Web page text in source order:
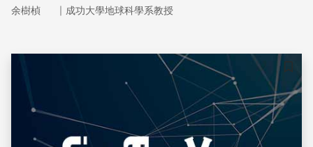
余樹楨 ｜ 成功大學地球科學系教授
儲存